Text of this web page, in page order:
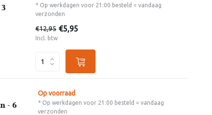
* Op werkdagen voor 21:00 besteld = vandaag
verzonden
€12,95 €5,95
Incl. btw
- 6
Op voorraad
* Op werkdagen voor 21:00 besteld = vandaag
verzonden